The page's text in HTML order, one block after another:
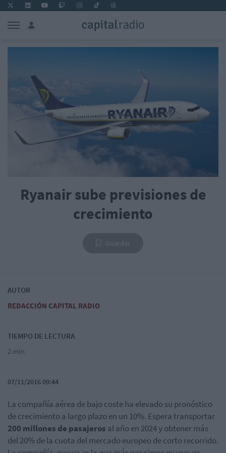
Ryanair sube previsiones de
crecimiento
AUTOR
REDACCIÓN CAPITAL RADIO
TIEMPO DE LECTURA
2 min
07/11/2016 09:44
La compañía aérea de bajo coste ha elevado su pronóstico
de crecimiento a largo plazo en un 10%. Espera transportar
200 millones de pasajeros al año en 2024 y obtener más
del 20% de la cuota del mercado europeo de corto recorrido.